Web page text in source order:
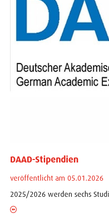
DAAD-Stipendien
veröffentlicht am 05.01.2026
2025/2026 werden sechs